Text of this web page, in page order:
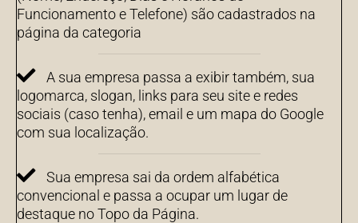
Funcionamento e Telefone) são cadastrados na
página da categoria
A sua empresa passa a exibir também, sua
logomarca, slogan, links para seu site e redes
sociais (caso tenha), email e um mapa do Google
com sua localização.
Sua empresa sai da ordem alfabética
convencional e passa a ocupar um lugar de
destaque no Topo da Página.